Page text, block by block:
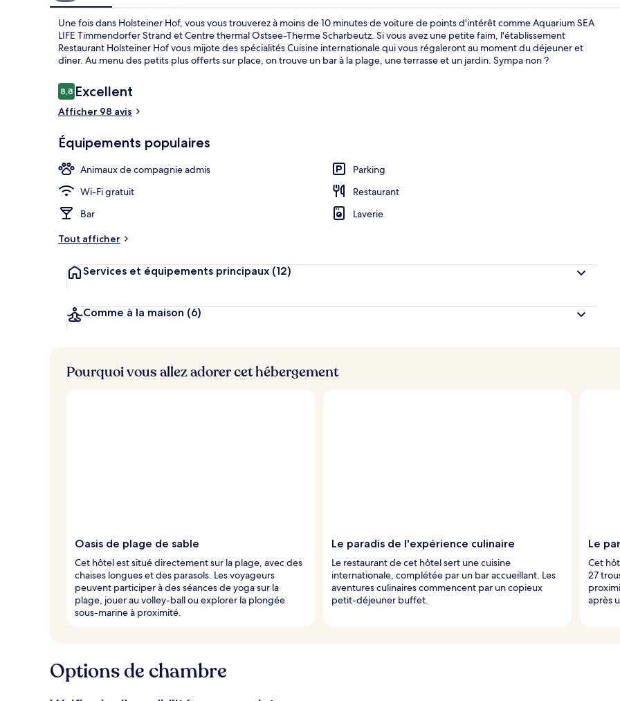
Une fois dans Holsteiner Hof, vous vous trouverez à moins de 10 minutes de voiture de points d'intérêt comme Aquarium SEA
LIFE Timmendorfer Strand et Centre thermal Ostsee-Therme Scharbeutz. Si vous avez une petite faim, l'établissement
Restaurant Holsteiner Hof vous mijote des spécialités Cuisine internationale qui vous régaleront au moment du déjeuner et
dîner. Au menu des petits plus offerts sur place, on trouve un bar à la plage, une terrasse et un jardin. Sympa non ?
Avis
voyageurs
8,88,8 sur 10
Excellent
Afficher 98 avis
Équipements populaires
Animaux de compagnie admis
Parking
Wi-Fi gratuit
Restaurant
Bar
Laverie
Tout afficher
Services et équipements principaux (12)
Comme à la maison (6)
Pourquoi vous allez adorer cet hébergement
Oasis de plage de sable
Cet hôtel est situé directement sur la plage, avec des
chaises longues et des parasols. Les voyageurs
peuvent participer à des séances de yoga sur la
plage, jouer au volley-ball ou explorer la plongée
sous-marine à proximité.
Le paradis de l'expérience culinaire
Le restaurant de cet hôtel sert une cuisine
internationale, complétée par un bar accueillant. Les
aventures culinaires commencent par un copieux
petit-déjeuner buffet.
Le
Cet
27
après
Options de chambre